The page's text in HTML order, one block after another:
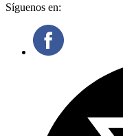
Síguenos en: